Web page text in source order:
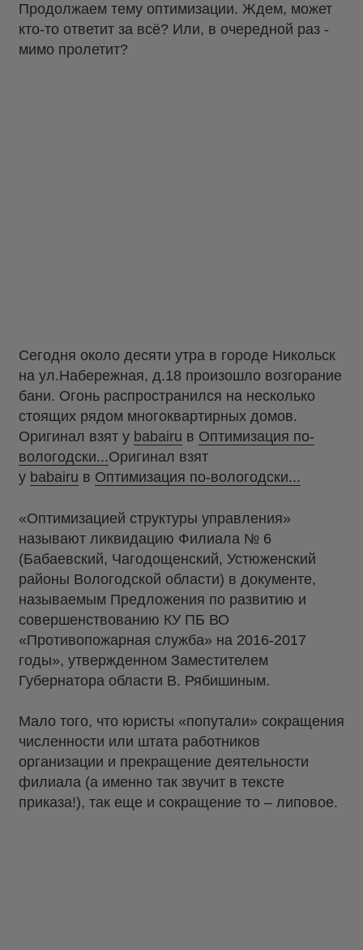
Продолжаем тему оптимизации. Ждем, может
кто-то ответит за всё? Или, в очередной раз -
мимо пролетит?
Сегодня около десяти утра в городе Никольск
на ул.Набережная, д.18 произошло возгорание
бани. Огонь распространился на несколько
стоящих рядом многоквартирных домов.
Оригинал взят у babairu в Оптимизация по-
вологодски...Оригинал взят
у babairu в Оптимизация по-вологодски...
«Оптимизацией структуры управления»
называют ликвидацию Филиала № 6
(Бабаевский, Чагодощенский, Устюженский
районы Вологодской области) в документе,
называемым Предложения по развитию и
совершенствованию КУ ПБ ВО
«Противопожарная служба» на 2016-2017
годы», утвержденном Заместителем
Губернатора области В. Рябишиным.
Мало того, что юристы «попутали» сокращения
численности или штата работников
организации и прекращение деятельности
филиала (а именно так звучит в тексте
приказа!), так еще и сокращение то – липовое.